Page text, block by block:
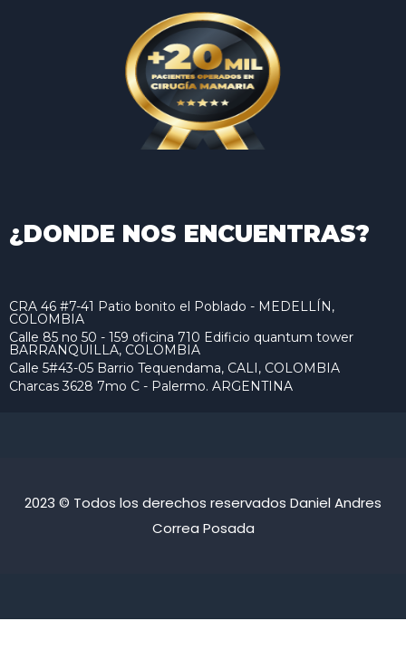
¿DONDE NOS ENCUENTRAS?
CRA 46 #7-41 Patio bonito el Poblado - MEDELLÍN,
COLOMBIA
Calle 85 no 50 - 159 oficina 710 Edificio quantum tower
BARRANQUILLA, COLOMBIA
Calle 5#43-05 Barrio Tequendama, CALI, COLOMBIA
Charcas 3628 7mo C - Palermo. ARGENTINA
2023 © Todos los derechos reservados Daniel Andres
Correa Posada